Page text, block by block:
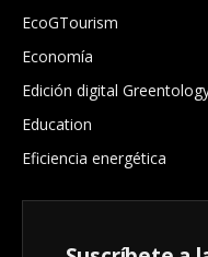
EcoGTourism
Economía
Edición digital
Education
Eficiencia energética